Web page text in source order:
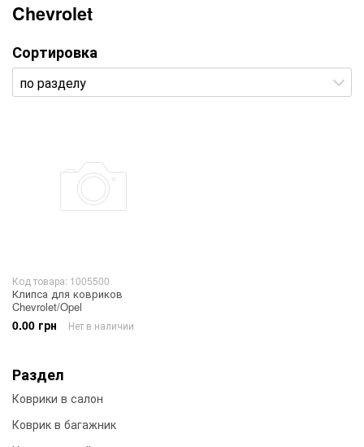
Chevrolet
Сортировка
Код товара: 1005500
Клипса для ковриков
Chevrolet/Opel
0.00 грн Нет в наличии
Раздел
Коврики в салон
Коврик в багажник